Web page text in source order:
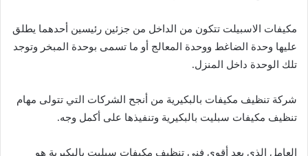
مكيفات الاسبيلت تتكون من الداخل من جزئين رئيسين أحدهما يطلق
عليها وحدة الضاغط ووحدة المعالج أو ما تسمى بوحدة المبخر وتوجد
تلك الوحدة داخل المنزل.
شركة تنظيف مكيفات بالبكيرية من أنجح الشركات التي تتولى مهام
تنظيف مكيفات سبليت بالبكيرية وتنفيذها على أكمل وجه.
العامل الذي يعد أقوى فني تنظيف مكيفات سبليت بالبكيرية هو